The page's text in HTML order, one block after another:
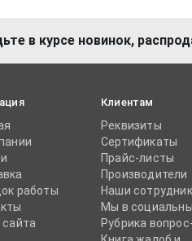
в курсе новинок,
работы
сайта
Клиентам
Реквизиты
Сертификаты
Прайс-листы
Производители
Наши
Мы в
Рубрика